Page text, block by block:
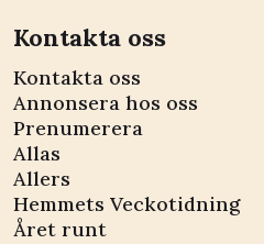
Kontakta oss
Kontakta oss
Annonsera hos oss
Prenumerera
Allas
Allers
Hemmets Veckotidning
Året runt